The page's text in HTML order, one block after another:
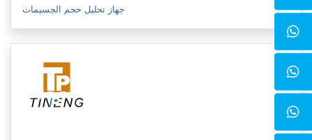
جهاز تحليل حجم الجسيمات